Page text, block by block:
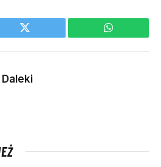
Twitter WhatsApp